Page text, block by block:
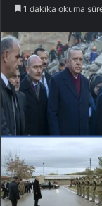
1 dakika okuma